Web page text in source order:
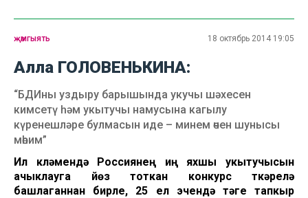
җәмгыять 18 октябрь 2014 19:05
Алла ГОЛОВЕНЬКИНА:
“БДИны уздыру барышында укучы шәхесен
кимсетү һәм укытучы намусына кагылу
күренешләре булмасын иде – минем өчен шунысы
мөһим”
Ил күләмендә Россиянең иң яхшы укытучысын
ачыклауга йөз тоткан конкурс үткәрелә
башлаганнан бирле, 25 ел эчендә тәүге тапкыр